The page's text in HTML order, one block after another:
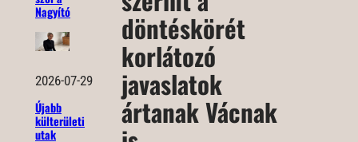
Nagyító
2026-07-29
Újabb
külterületi
utak
döntéskörét
korlátozó
javaslatok
ártanak Vácnak